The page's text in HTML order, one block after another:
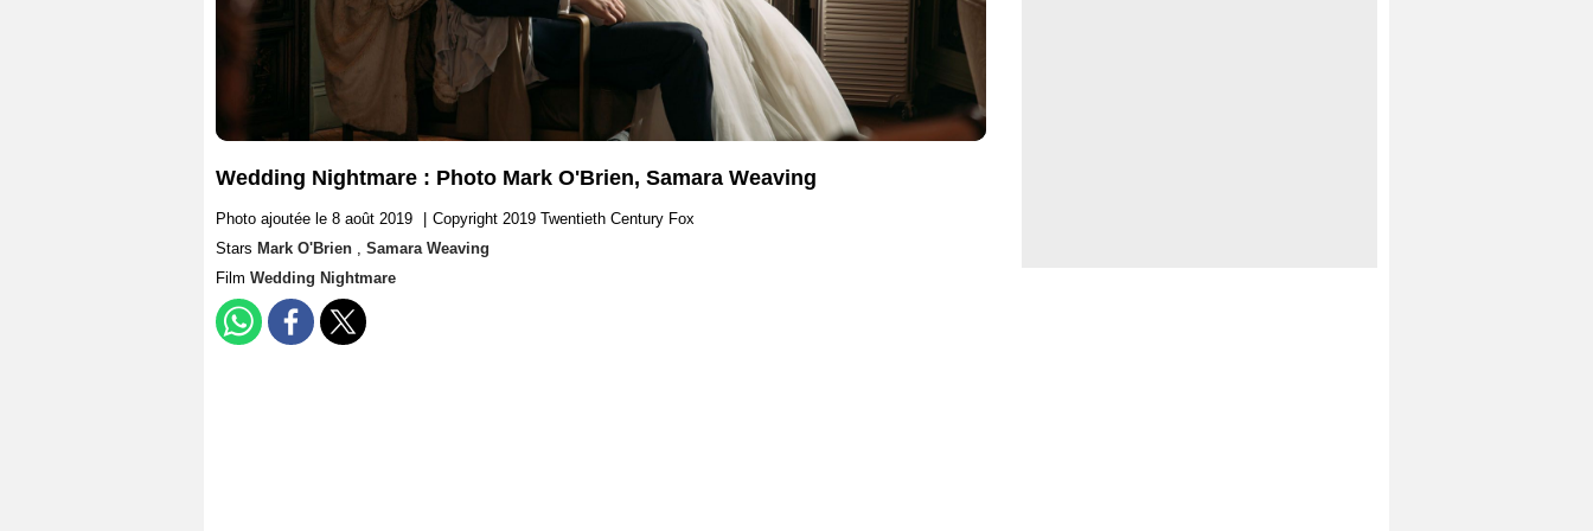
Wedding Nightmare : Photo Mark O'Brien, Samara Weaving
Photo ajoutée le 8 août 2019
Copyright 2019 Twentieth Century Fox
Stars Mark O'Brien , Samara Weaving
Film Wedding Nightmare